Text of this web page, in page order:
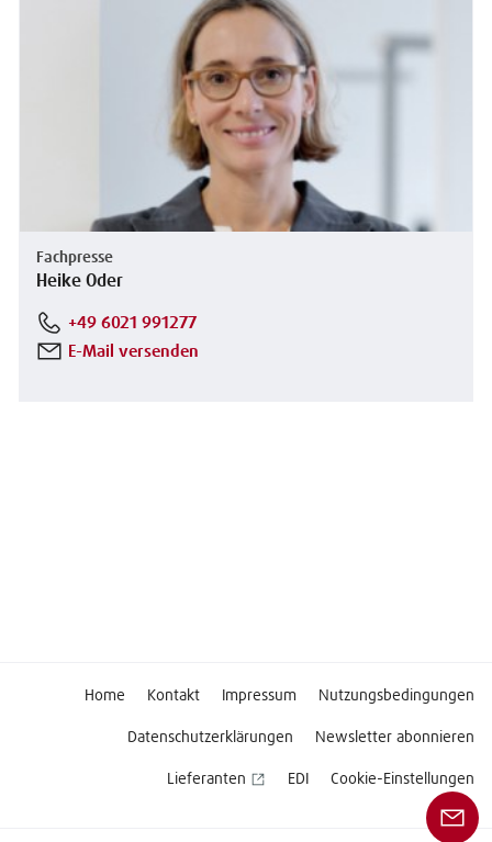
Fachpresse
Heike Oder
+49 6021 991277
E-Mail versenden
Home Kontakt Impressum Nutzungsbedingungen
Datenschutzerklärungen Newsletter abonnieren
Lieferanten EDI Cookie-Einstellungen